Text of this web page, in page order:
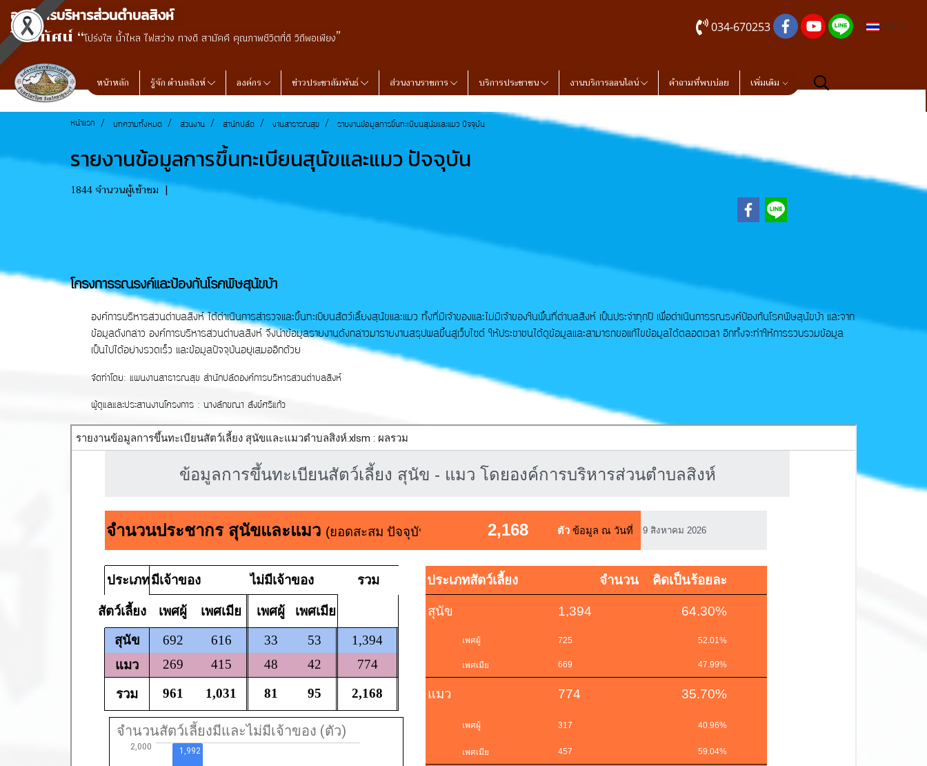
องค์การบริหารส่วนตำบลสิงห์
วิสัยทัศน์ “โปร่งใส น้ำไหล ไฟสว่าง ทางดี สามัคคี คุณภาพชีวิตที่ดี วิถีพอเพียง” 034-670253 TH
หน้าหลัก รู้จัก ตำบลสิงห์ องค์กร ข่าวประชาสัมพันธ์ ส่วนงานราชการ บริการประชาชน งานบริการออนไลน์ คำถามที่พบบ่อย เพิ่มเติม
หน้าแรก บทความทั้งหมด ส่วนงาน สำนักปลัด งานสาธารณสุข รายงานข้อมูลการขึ้นทะเบียนสุนัขและแมว ปัจจุบัน
รายงานข้อมูลการขึ้นทะเบียนสุนัขและแมว ปัจจุบัน
1844 จำนวนผู้เข้าชม |
โครงการรณรงค์และป้องกันโรคพิษสุนัขบ้า
องค์การบริหารส่วนตำบลสิงห์ ได้ดำเนินการสำรวจและขึ้นทะเบียนสัตว์เลี้ยงสุนัขและแมว ทั้งที่มีเจ้าของและไม่มีเจ้าของในพื้นที่ตำบลสิงห์ เป็นประจำทุกปี เพื่อดำเนินการรณรงค์ป้องกันโรคพิษสุนัขบ้า และจาก
ข้อมูลดังกล่าว องค์การบริหารส่วนตำบลสิงห์ จึงนำข้อมูลรายงานดังกล่าวมารายงานสรุปผลขึ้นสู่เว็บไซต์ ให้ประชาชนได้ดูข้อมูลและสามารถขอแก้ไขข้อมูลได้ตลอดเวลา อีกทั้งจะทำให้การรวบรวมข้อมูล
เป็นไปได้อย่างรวดเร็ว และข้อมูลปัจจุบันอยู่เสมออีกด้วย
จัดทำโดย: แผนงานสาธารณสุข สำนักปลัดองค์การบริหารส่วนตำบลสิงห์
ผู้ดูแลและประสานงานโครงการ : นางลักขณา สังข์ศรีแก้ว